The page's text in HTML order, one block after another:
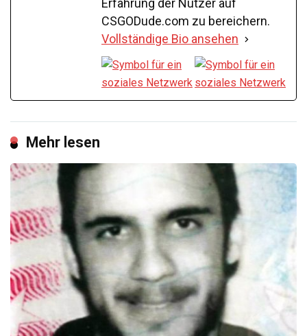
Erfahrung der Nutzer auf
CSGODude.com zu bereichern.
Vollständige Bio ansehen
Mehr lesen